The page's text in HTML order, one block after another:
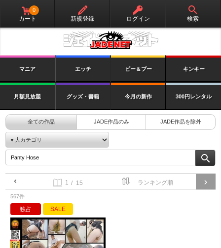
カート
0
新規登録 ログイン 検索
マニア エッチ ピー＆プー キンキー
月額見放題 グッズ・書籍 今月の新作 300円レンタル
全ての作品 JADE作品のみ JADE作品を除外
/ 15
567件
独占 SALE